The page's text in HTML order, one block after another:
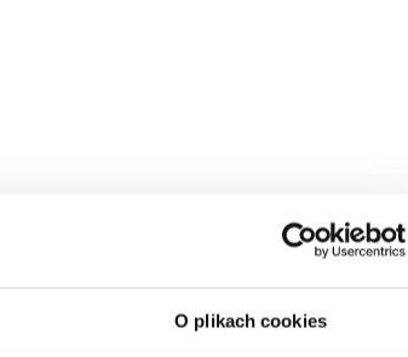
O plikach cookies
i pełną listwę zaczepową z regulacją docisku.
ramka.